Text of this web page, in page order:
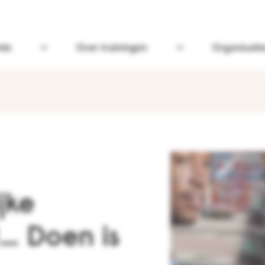
Open Omgaan met dementie
Over trainingen Open Over
Doen is